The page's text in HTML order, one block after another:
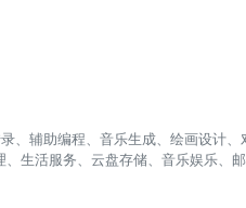
辅助编程、音乐生成、绘画设计
生活服务、云盘存储、音乐娱乐、